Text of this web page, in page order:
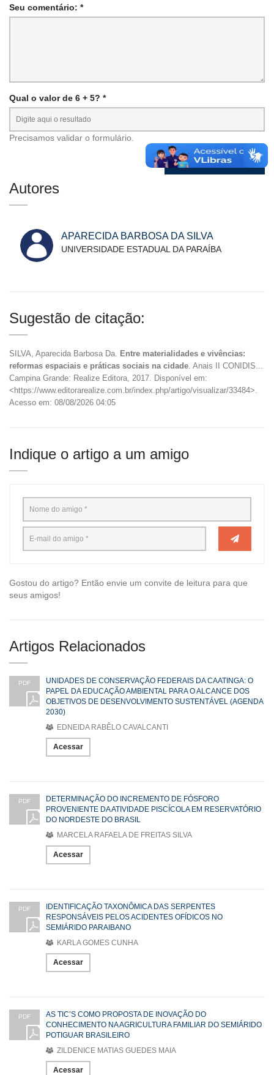
Seu comentário: *
Qual o valor de 6 + 5? *
Precisamos validar o formulário.
Autores
APARECIDA BARBOSA DA SILVA
UNIVERSIDADE ESTADUAL DA PARAÍBA
Sugestão de citação:
SILVA, Aparecida Barbosa Da.
Entre materialidades e vivências:
reformas espaciais e práticas sociais na cidade . Anais II CONIDIS...
Campina Grande: Realize Editora, 2017. Disponível em:
<https://www.editorarealize.com.br/index.php/artigo/visualizar/33484>.
Acesso em: 08/08/2026 04:05
Indique o artigo a um amigo
Gostou do artigo? Então envie um convite de leitura para que
seus amigos!
Artigos Relacionados
PDF
UNIDADES DE CONSERVAÇÃO FEDERAIS DA CAATINGA: O
PAPEL DA EDUCAÇÃO AMBIENTAL PARA O ALCANCE DOS
OBJETIVOS DE DESENVOLVIMENTO SUSTENTÁVEL (AGENDA
2030)
EDNEIDA RABÊLO CAVALCANTI
Acessar
PDF
DETERMINAÇÃO DO INCREMENTO DE FÓSFORO
PROVENIENTE DA ATIVIDADE PISCÍCOLA EM RESERVATÓRIO
DO NORDESTE DO BRASIL
MARCELA RAFAELA DE FREITAS SILVA
Acessar
PDF
IDENTIFICAÇÃO TAXONÔMICA DAS SERPENTES
RESPONSÁVEIS PELOS ACIDENTES OFÍDICOS NO
SEMIÁRIDO PARAIBANO
KARLA GOMES CUNHA
Acessar
PDF
AS TIC’S COMO PROPOSTA DE INOVAÇÃO DO
CONHECIMENTO NA AGRICULTURA FAMILIAR DO SEMIÁRIDO
POTIGUAR BRASILEIRO
ZILDENICE MATIAS GUEDES MAIA
Acessar